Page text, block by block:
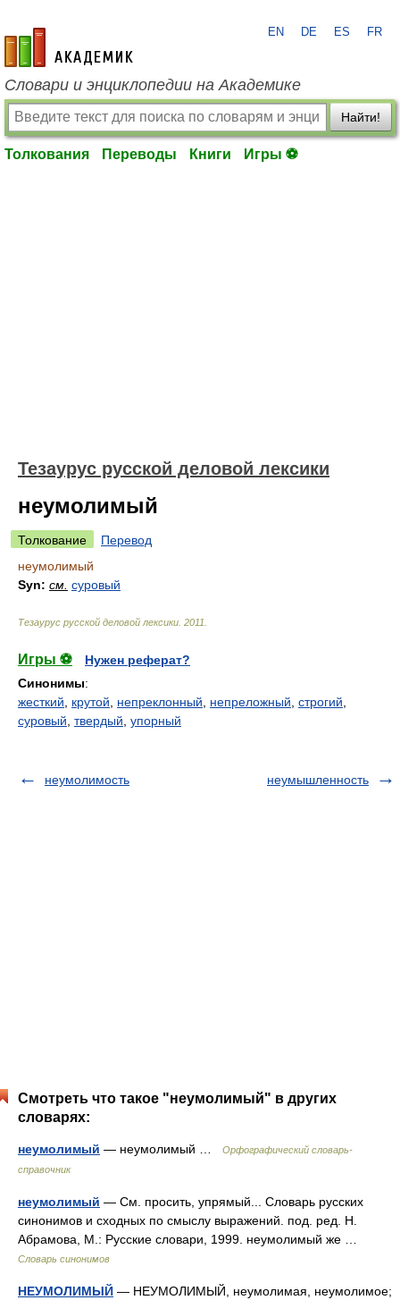
academic.ru
EN DE ES FR
Словари и энциклопедии на Академике
Найти!
Толкования Переводы Книги Игры ⚽
Тезаурус русской деловой лексики
неумолимый
Толкование
Перевод
неумолимый
Syn: см. суровый
Тезаурус русской деловой лексики 2011
Игры ⚽
Нужен реферат?
Синонимы:
жесткий
крутой непреклонный непреложный строгий
суровый твердый упорный
неумолимость неумышленность
Смотреть что такое "неумолимый" в других
словарях:
неумолимый — неумолимый …
Орфографический словарь-
справочник
неумолимый — См. просить, упрямый... Словарь русских
синонимов и сходных по смыслу выражений. под. ред. Н.
Абрамова, М.: Русские словари, 1999. неумолимый же …
Словарь синонимов
НЕУМОЛИМЫЙ — НЕУМОЛИМЫЙ, неумолимая, неумолимое;